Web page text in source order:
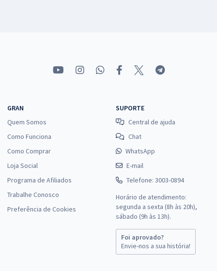
GRAN
Quem Somos
Como Funciona
Como Comprar
Loja Social
Programa de Afiliados
Trabalhe Conosco
Preferência de Cookies
SUPORTE
Central de ajuda
Chat
WhatsApp
E-mail
Telefone: 3003-0894
Horário de atendimento:
segunda a sexta (8h às 20h),
sábado (9h às 13h).
Foi aprovado?
Envie-nos a sua história!